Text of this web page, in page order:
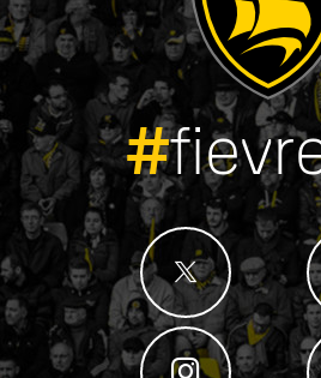
#